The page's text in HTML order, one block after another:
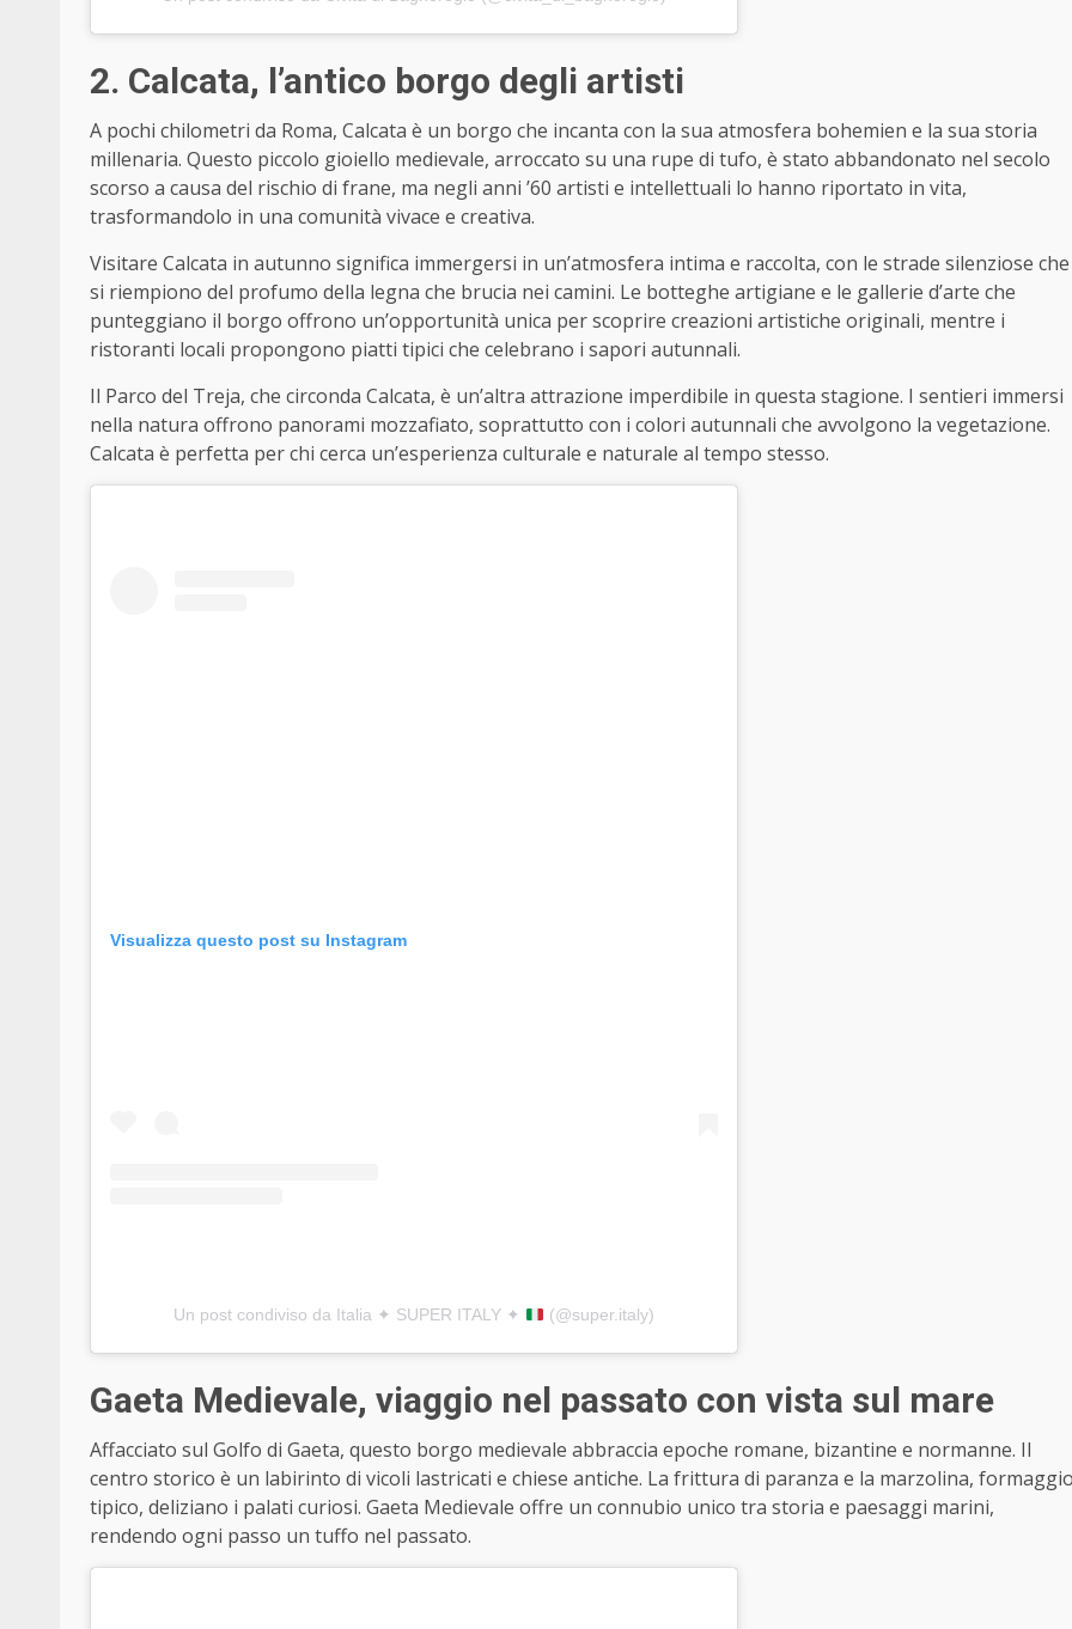
2. Calcata, l’antico borgo degli artisti
A pochi chilometri da Roma, Calcata è un borgo che incanta con la sua atmosfera bohemien e la sua storia
millenaria. Questo piccolo gioiello medievale, arroccato su una rupe di tufo, è stato abbandonato nel secolo
scorso a causa del rischio di frane, ma negli anni ’60 artisti e intellettuali lo hanno riportato in vita,
trasformandolo in una comunità vivace e creativa.
Visitare Calcata in autunno significa immergersi in un’atmosfera intima e raccolta, con le strade silenziose che
si riempiono del profumo della legna che brucia nei camini. Le botteghe artigiane e le gallerie d’arte che
punteggiano il borgo offrono un’opportunità unica per scoprire creazioni artistiche originali, mentre i
ristoranti locali propongono piatti tipici che celebrano i sapori autunnali.
Il Parco del Treja, che circonda Calcata, è un’altra attrazione imperdibile in questa stagione. I sentieri immersi
nella natura offrono panorami mozzafiato, soprattutto con i colori autunnali che avvolgono la vegetazione.
Calcata è perfetta per chi cerca un’esperienza culturale e naturale al tempo stesso.
Visualizza questo post su Instagram
Un post condiviso da Italia ✦ SUPER ITALY ✦ (@super.italy)
Gaeta Medievale, viaggio nel passato con vista sul mare
Affacciato sul Golfo di Gaeta, questo borgo medievale abbraccia epoche romane, bizantine e normanne. Il
centro storico è un labirinto di vicoli lastricati e chiese antiche. La frittura di paranza e la marzolina,
tipico, deliziano i palati curiosi. Gaeta Medievale offre un connubio unico tra storia e paesaggi marini,
rendendo ogni passo un tuffo nel passato.